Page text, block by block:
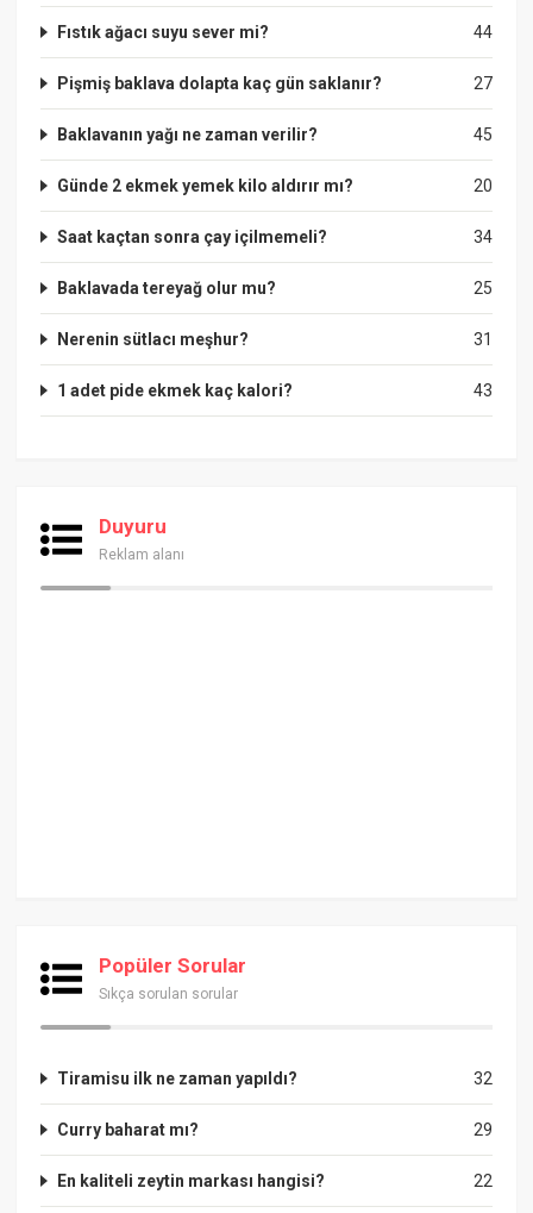
44
Fıstık ağacı suyu sever mi?
27
Pişmiş baklava dolapta kaç gün saklanır?
45
Baklavanın yağı ne zaman verilir?
20
Günde 2 ekmek yemek kilo aldırır mı?
34
Saat kaçtan sonra çay içilmemeli?
25
Baklavada tereyağ olur mu?
31
Nerenin sütlacı meşhur?
43
1 adet pide ekmek kaç kalori?
Duyuru
Reklam alanı
Popüler Sorular
Sıkça sorulan sorular
32
Tiramisu ilk ne zaman yapıldı?
29
Curry baharat mı?
22
En kaliteli zeytin markası hangisi?